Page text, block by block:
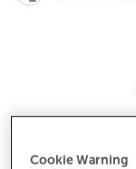
Cookie Warning